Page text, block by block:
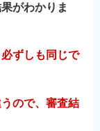
がわかりま
ずしも同じで
ので、審査結